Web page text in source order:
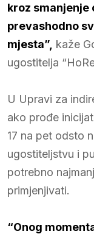
kroz smanjenje
prevashodno
mjesta”, kaže
ugostitelja
U Upravi za
ako prođe
17 na pet odsto
ugostiteljstvu i
potrebno
primjenjivati.
“Onog